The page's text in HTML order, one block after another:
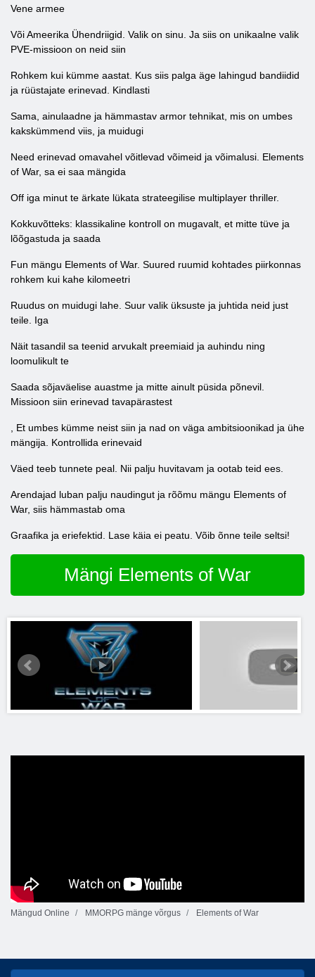
Vene armee
Või Ameerika Ühendriigid. Valik on sinu. Ja siis on unikaalne valik
PVE-missioon on neid siin
Rohkem kui kümme aastat. Kus siis palga äge lahingud bandiidid
ja rüüstajate erinevad. Kindlasti
Sama, ainulaadne ja hämmastav armor tehnikat, mis on umbes
kakskümmend viis, ja muidugi
Need erinevad omavahel võitlevad võimeid ja võimalusi. Elements
of War, sa ei saa mängida
Off iga minut te ärkate lükata strateegilise multiplayer thriller.
Kokkuvõtteks: klassikaline kontroll on mugavalt, et mitte tüve ja
lõõgastuda ja saada
Fun mängu Elements of War. Suured ruumid kohtades piirkonnas
rohkem kui kahe kilomeetri
Ruudus on muidugi lahe. Suur valik üksuste ja juhtida neid just
teile. Iga
Näit tasandil sa teenid arvukalt preemiaid ja auhindu ning
loomulikult te
Saada sõjaväelise auastme ja mitte ainult püsida põnevil.
Missioon siin erinevad tavapärastest
, Et umbes kümme neist siin ja nad on väga ambitsioonikad ja ühe
mängija. Kontrollida erinevaid
Väed teeb tunnete peal. Nii palju huvitavam ja ootab teid ees.
Arendajad luban palju naudingut ja rõõmu mängu Elements of
War, siis hämmastab oma
Graafika ja eriefektid. Lase käia ei peatu. Võib õnne teile seltsi!
Mängi Elements of War
Mängud Online MMORPG mänge võrgus Elements of War